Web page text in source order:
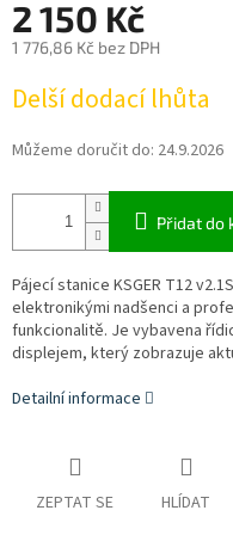
2 150 Kč
1 776,86 Kč bez DPH
cena:
Delší dodací lhůta
Můžeme doručit do: 24.9.2026
Přidat do
Pájecí stanice KSGER T12
elektronikými nadšenci a
funkcionalitě. Je vybavena
displejem, který zobrazuje
Detailní informace
ZEPTAT SE HLÍDAT